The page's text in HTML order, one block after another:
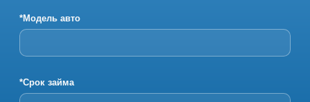
*Модель авто
*Срок займа